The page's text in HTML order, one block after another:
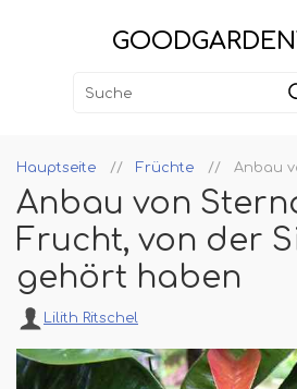
Hauptseite Früchte Anbau
Anbau von
Frucht, von der
gehört haben
Lilith Ritschel